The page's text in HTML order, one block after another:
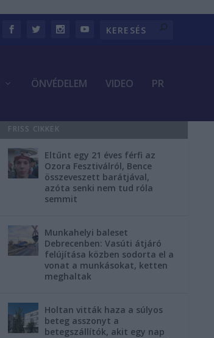
ÖNVÉDELEM VIDEO PR
FRISS CIKKEK
Eltűnt egy 21 éves férfi az
Ozora Fesztiválról, Bence
összeveszett barátjával,
azóta senki nem tud róla
semmit
Munkahelyi baleset
Debrecenben: Vasúti átjáró
felújítása közben sodorta el a
vonat a munkásokat, ketten
meghaltak
Holtan vitták haza a súlyos
beteg asszonyt a
betegszállítók, akit egy nap